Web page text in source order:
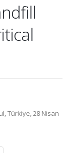
Türkiye, 28 Nisan